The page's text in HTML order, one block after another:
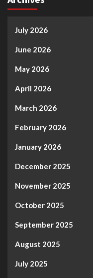
July 2026
June 2026
May 2026
April 2026
March 2026
February 2026
January 2026
December 2025
November 2025
October 2025
September 2025
August 2025
July 2025